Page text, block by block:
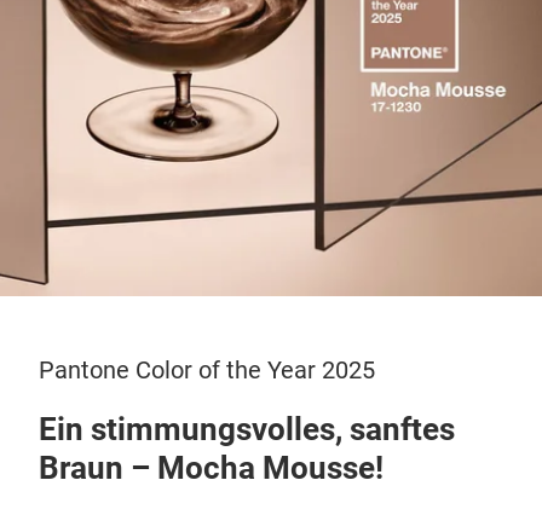
Pantone Color of the Year 2025
Ein stimmungsvolles, sanftes
Braun – Mocha Mousse!